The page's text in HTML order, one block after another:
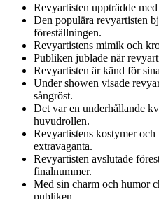
Revyartisten uppträdde
Den populära revyartisten
föreställningen.
Revyartistens mimik och
Publiken jublade när
Revyartisten är känd för
Under showen visade
sångröst.
Det var en underhållande
huvudrollen.
Revyartistens kostymer
extravaganta.
Revyartisten avslutade
finalnummer.
Med sin charm och humor
publiken.